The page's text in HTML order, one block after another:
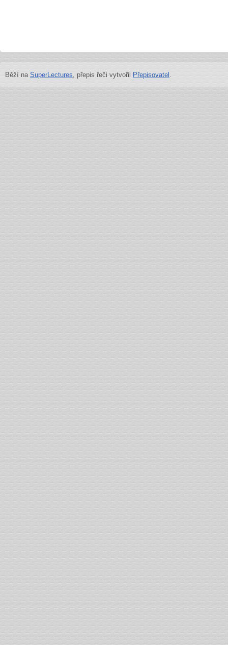
Běží na SuperLectures, přepis řeči vytvořil Přepisovatel .